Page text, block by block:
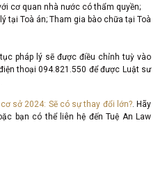
cơ quan nhà nước có thẩm quyền;
tại Toà án; Tham gia bào chữa tại Toà
pháp lý sẽ được điều chỉnh tuỳ vào
thoại 094.821.550 để được Luật sư
cơ sở 2024: Sẽ có sự thay đổi lớn?. Hãy
bạn có thể liên hệ đến Tuệ An Law